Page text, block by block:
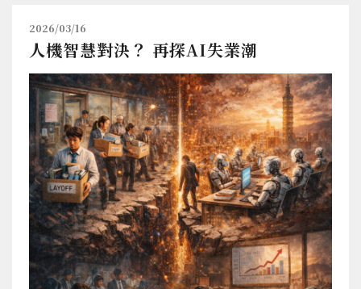
2026/03/16
人機智慧對決？ 再探AI失業潮